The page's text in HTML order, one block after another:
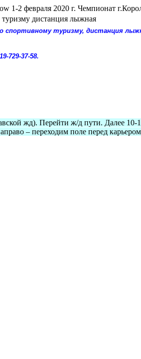
1-2 февраля 2020 г. Чемпионат
туризму дистанция лыжная
спортивному туризму, дистанция
729-37-58.
жд). Перейти ж/д пути. Далее 10-
– переходим поле перед